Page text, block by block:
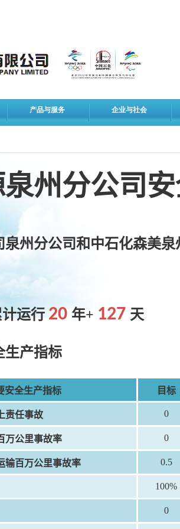
产品与服务 企业与社会
州分公司
泉州分公司和中石化森美泉
运行 20 年+ 127 天
生产指标
安全生产指标 目标
责任事故 0
万公里事故率 0
输百万公里事故率 0.5
100%
0